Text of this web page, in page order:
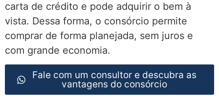
carta de crédito e pode adquirir o bem à
vista. Dessa forma, o consórcio permite
comprar de forma planejada, sem juros e
com grande economia.
Fale com um consultor e descubra as
vantagens do consórcio